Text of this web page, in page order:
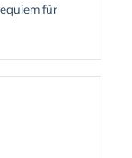
für